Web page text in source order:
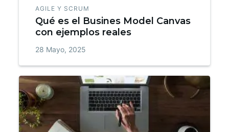
AGILE Y SCRUM
Qué es el Busines Model Canvas
con ejemplos reales
28 Mayo, 2025